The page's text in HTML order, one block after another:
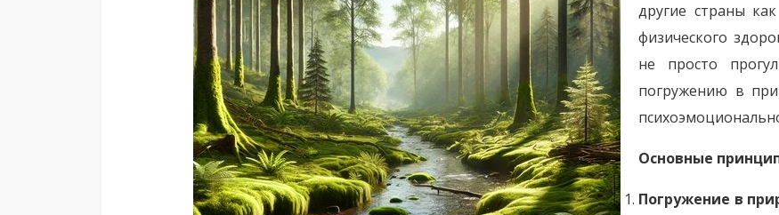
другие страны
физического
не просто
погружению в
Основные
Погружение в